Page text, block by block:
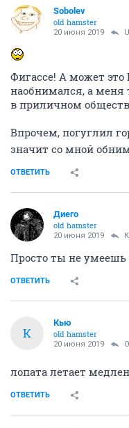
Sobolev
old hamster
20 июня 2019
Фигассе! А может это
наобнимался, а меня
в приличном
Впрочем, погуглил
значит со мной
ОТВЕТИТЬ
Диего
old hamster
20 июня 2019
Просто ты не умеешь
ОТВЕТИТЬ
К
Кью
old hamster
20 июня 2019
лопата летает
ОТВЕТИТЬ